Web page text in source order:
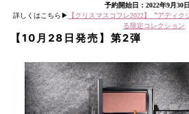
予約開始日：2022年9月30
詳しくはこちら▶︎
【クリスマスコフレ2022】〝アディ
る限定コレクション
【10月28日発売】 第2弾